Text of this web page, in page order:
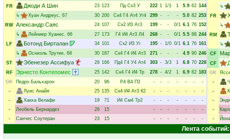
FR
Джоди А Шин 23 123 Пд Ск3 У 222 1 1/1 1 5.9 62 144
↳
Хуан Андреус, 67 30 200 Ск4 Г4 Ат4 Уг4 299 - - - 5.0 82 253
RW Александр Саяс 24 107 Ск2 И3 Ат3 199 - - 0/1 6.1 76 152
↳
Лейниер Хуанес, 66 27 173 Г4 И4 Ат3 Л4 268 - - 0/1 5.5 88 244
LF
Ботонд Бирталан 34 101 Ск2 И3 Уг 195 - 1/0 0/1 6.1 76 161
↳
Осниэль Трутие, 68 30 187 Ск4 Г4 И4 Ат3 271 - - - 4.9 90 246
ST
Эбенезер Ассифуа 28 166 Пд4 Г4 У4 Ат4 303 - 3/3 1 6.8 70 228
RF
Эрнесто Контепомес 25 142 Ск4 Г4 И4 Тр 278 - 4/2 1 6.9 62 183
GK
Педро Бальхарон 20 96 Р4 В4 П3 - - - - - -
-
-
Луис Анайя 25 135 Ск4 И4 Ат3 К2 - - - - - -
-
-
Хакха Велафи 19 71 И4 См4 Тр2 - - - - - -
-
-
Леобель Бернардез 26 15 - - - - - -
-
-
Санчес Соутеран 23 15 - - - - - - -
↳
FR
↳
RM
↳
CF
CF
GK
-
-
-
-
-
Лента событий: